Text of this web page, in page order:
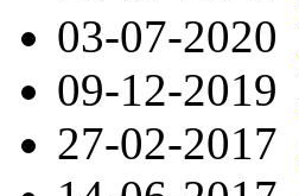
03-07-2020
09-12-2019
27-02-2017